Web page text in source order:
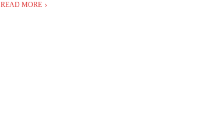
READ MORE